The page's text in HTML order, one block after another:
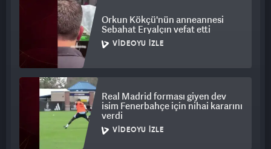
Orkun Kökçü'nün anneannesi
Sebahat Eryalçın vefat etti
VIDEOYU İZLE
Real Madrid forması giyen dev
isim Fenerbahçe için nihai kararını
verdi
VIDEOYU İZLE